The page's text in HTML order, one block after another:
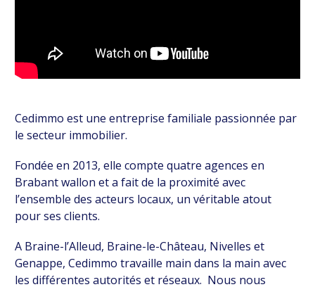
Cedimmo est une entreprise familiale passionnée par
le secteur immobilier.
Fondée en 2013, elle compte quatre agences en
Brabant wallon et a fait de la proximité avec
l’ensemble des acteurs locaux, un véritable atout
pour ses clients.
A Braine-l’Alleud, Braine-le-Château, Nivelles et
Genappe, Cedimmo travaille main dans la main avec
les différentes autorités et réseaux. Nous nous